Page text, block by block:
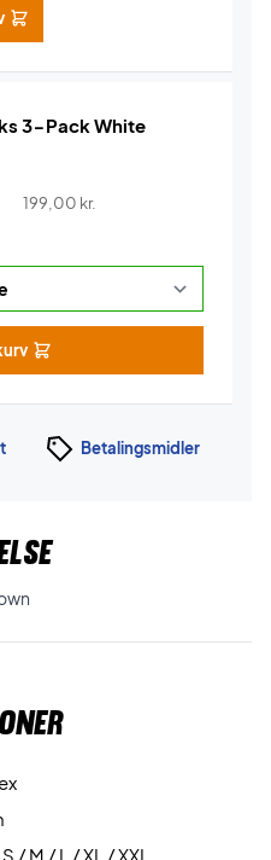
3-Pack White
199,00 kr.
Betalingsmidler
/ M / L / XL / XXL